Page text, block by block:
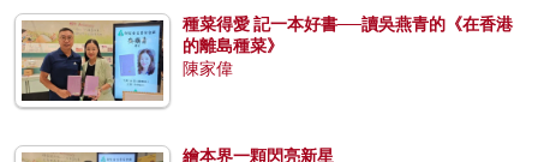
種菜得愛 記一本好書──讀吳燕青的《在香港
的離島種菜》
陳家偉
繪本界一顆閃亮新星